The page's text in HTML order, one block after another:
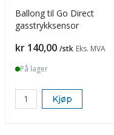
Ballong til Go Direct
gasstrykksensor
Pris
kr 140,00 /stk Eks. MVA
På lager
Kjøp